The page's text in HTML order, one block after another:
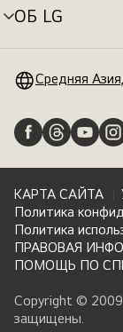
ОБ LG
Переключатель
Средняя
КАРТА САЙТА
Политика
Политика
ПРАВОВАЯ
ПОМОЩЬ ПО
Copyright ©
защищены.